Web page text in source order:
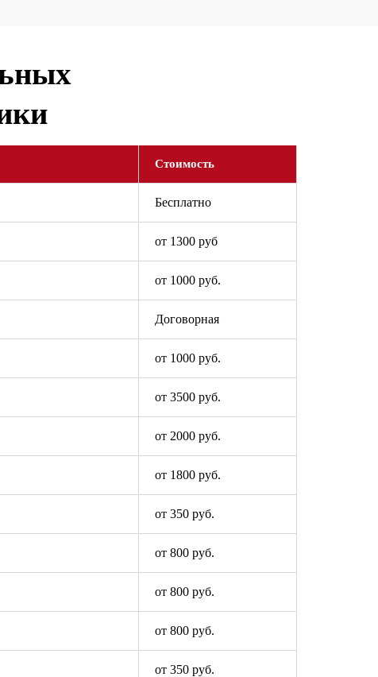
Стоимость
Бесплатно
от 1300 руб
от 1000 руб.
Договорная
от 1000 руб.
от 3500 руб.
от 2000 руб.
от 1800 руб.
от 350 руб.
от 800 руб.
от 800 руб.
от 800 руб.
от 350 руб.